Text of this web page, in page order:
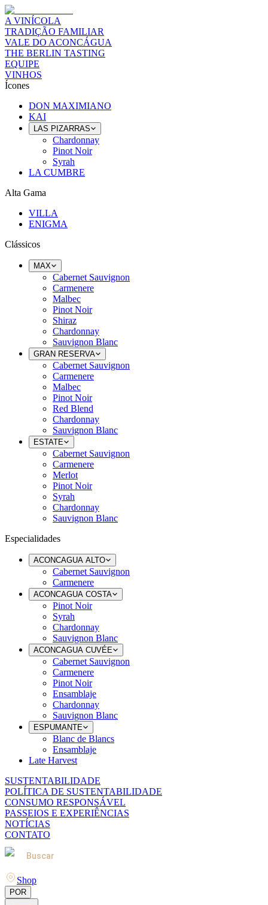
A VINÍCOLA
TRADIÇÃO FAMILIAR
VALE DO ACONCÁGUA
THE BERLIN TASTING
EQUIPE
VINHOS
Ícones
DON MAXIMIANO
KAI
LAS PIZARRAS
Chardonnay
Pinot Noir
Syrah
LA CUMBRE
Alta Gama
VILLA
ENIGMA
Clássicos
MAX
Cabernet Sauvignon
Carmenere
Malbec
Pinot Noir
Shiraz
Chardonnay
Sauvignon Blanc
GRAN RESERVA
Cabernet Sauvignon
Carmenere
Malbec
Pinot Noir
Red Blend
Chardonnay
Sauvignon Blanc
ESTATE
Cabernet Sauvignon
Carmenere
Merlot
Pinot Noir
Syrah
Chardonnay
Sauvignon Blanc
Especialidades
ACONCAGUA ALTO
Cabernet Sauvignon
Carmenere
ACONCAGUA COSTA
Pinot Noir
Syrah
Chardonnay
Sauvignon Blanc
ACONCAGUA CUVÉE
Cabernet Sauvignon
Carmenere
Pinot Noir
Ensamblaje
Chardonnay
Sauvignon Blanc
ESPUMANTE
Blanc de Blancs
Ensamblaje
Late Harvest
SUSTENTABILIDADE
POLÍTICA DE SUSTENTABILIDADE
CONSUMO RESPONSÁVEL
PASSEIOS E EXPERIÊNCIAS
NOTÍCIAS
CONTATO
Buscar
Shop
POR